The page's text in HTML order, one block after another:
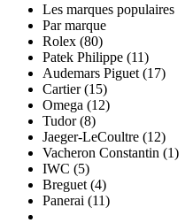
Les marques populaires
Par marque
Rolex (80)
Patek Philippe (11)
Audemars Piguet (17)
Cartier (15)
Omega (12)
Tudor (8)
Jaeger-LeCoultre (12)
Vacheron Constantin (1)
IWC (5)
Breguet (4)
Panerai (11)